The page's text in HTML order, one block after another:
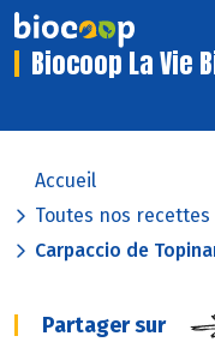
Biocoop La Vie
Accueil
Toutes nos recettes
Carpaccio de
Partager sur